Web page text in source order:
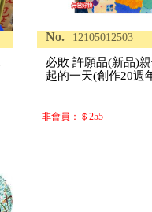
No. 12105012503
必敗 許願品(新品)
起的一天(創作20週
非會員： ＄255